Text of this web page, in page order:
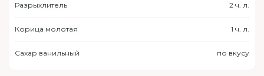
Разрыхлитель 2 ч. л.
Корица молотая 1 ч. л.
Сахар ванильный по вкусу